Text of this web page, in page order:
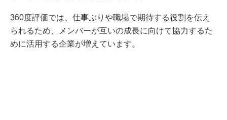
360度評価では、仕事ぶりや職場で期待する役割を伝え
られるため、メンバーが互いの成長に向けて協力するた
めに活用する企業が増えています。